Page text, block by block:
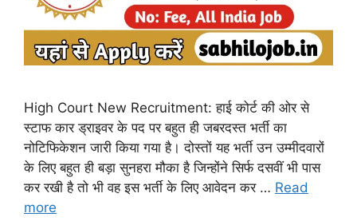
High Court New Recruitment: हाई कोर्ट की ओर से
स्टाफ कार ड्राइवर के पद पर बहुत ही जबरदस्त भर्ती का
नोटिफिकेशन जारी किया गया है। दोस्तों यह भर्ती उन उम्मीदवारों
के लिए बहुत ही बड़ा सुनहरा मौका है जिन्होंने सिर्फ दसवीं भी पास
कर रखी है तो भी वह इस भर्ती के लिए आवेदन कर … Read
more